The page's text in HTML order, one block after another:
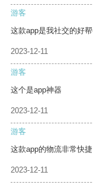
游客
这款app是我社交的好
2023-12-11
游客
这个是app神器
2023-12-11
游客
这款app的物流非常快
2023-12-11